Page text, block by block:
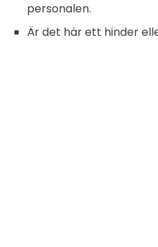
personalen.
Är det här ett hinder